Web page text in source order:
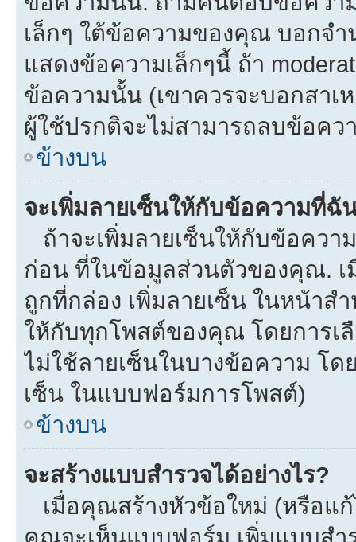
เล็กๆ ใต้ข้อความของคุณ บอกจ
แสดงข้อความเล็กๆนี้ ถ้า
ข้อความนั้น (เขาควรจะบอกสา
ผู้ใช้ปรกติจะไม่สามารถลบข้อค
ข้างบน
จะเพิ่มลายเซ็นให้กับข้อความที่ฉั
ถ้าจะเพิ่มลายเซ็นให้กับข้อคว
ก่อน ที่ในข้อมูลส่วนตัวของคุณ.
ถูกที่กล่อง เพิ่มลายเซ็น ในหน้าส
ให้กับทุกโพสต์ของคุณ โดยการ
ไม่ใช้ลายเซ็นในบางข้อความ โด
เซ็น ในแบบฟอร์มการโพสต์)
ข้างบน
จะสร้างแบบสำรวจได้อย่างไร?
เมื่อคุณสร้างหัวข้อใหม่ (หรือแ
คุณจะเห็นแบบฟอร์ม เพิ่มแบบส